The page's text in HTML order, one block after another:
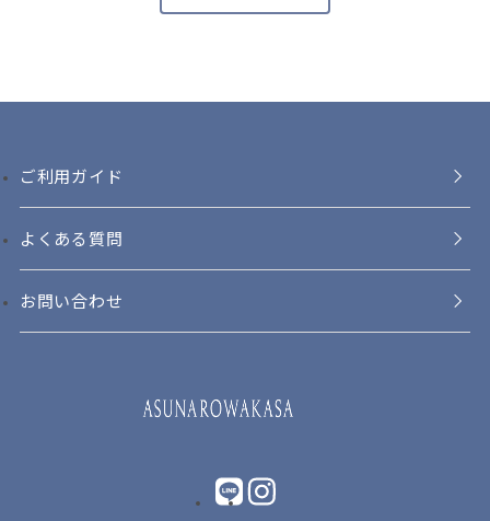
ご利用ガイド
よくある質問
お問い合わせ
LINE instagram